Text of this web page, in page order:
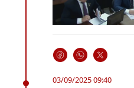
03/09/2025 09:40